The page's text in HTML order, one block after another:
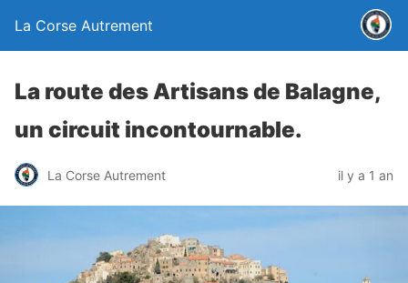
La Corse Autrement
La route des Artisans de Balagne,
un circuit incontournable.
La Corse Autrement il y a 1 an